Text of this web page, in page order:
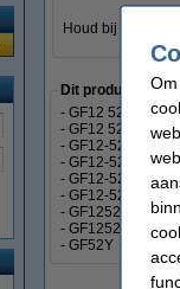
Houd bij het
Dit product
- GF12 52 Y
- GF12 52 YO
- GF12-52 Y
- GF12-52 Y0
- GF12-52 YO
- GF12-52Y
- GF1252Y
- GF1252YO
- GF52Y